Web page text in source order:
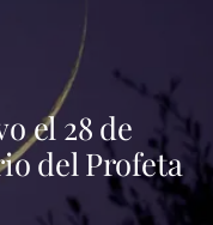
el 28 de
del Profeta